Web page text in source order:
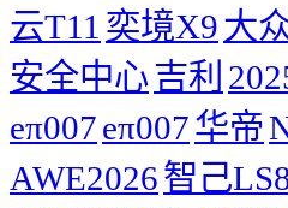
云T11 奕境X9大
安全中心吉利
eπ007eπ007华帝
AWE2026智己